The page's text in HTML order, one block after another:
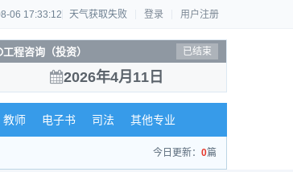
06 17:33:12 天气获取失败 登录 用户注册
工程咨询（投资） 已结束
2026年4月11日
教师 电子书 司法 其他专业
今日更新： 0篇